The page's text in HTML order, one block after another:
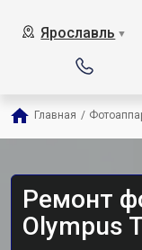
Ярославль ▼
Главная /
Ремонт
Olympus